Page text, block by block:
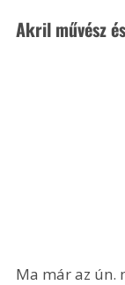
Akril művész
Ma már az ún.